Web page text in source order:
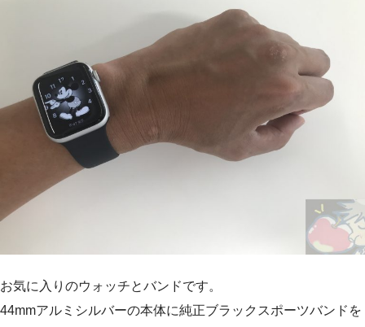
お気に入りのウォッチとバンドです。
44mmアルミシルバーの本体に純正ブラックスポーツバンドを